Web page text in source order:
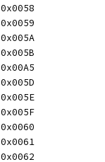
0x58	0x0058
0x59	0x0059
0x5A	0x005A
0x5B	0x005B
0x5C	0x00A5
0x5D	0x005D
0x5E	0x005E
0x5F	0x005F
0x60	0x0060
0x61	0x0061
0x62	0x0062